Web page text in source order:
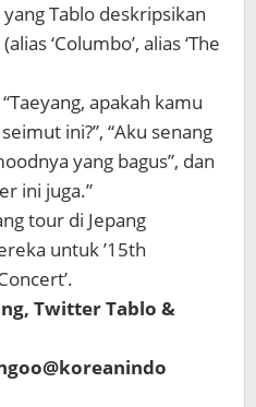
Tablo deskripsikan
‘Columbo’, alias ‘The
apakah kamu
ini?”, “Aku senang
yang bagus”, dan
ini juga.”
tour di Jepang
untuk ’15th
Twitter Tablo &